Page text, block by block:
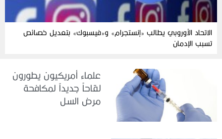
الاتحاد الأوروبي يطالب «إنستجرام» و«فيسبوك» بتعديل خصائص
تسبب الإدمان
علماء أمريكيون يطورون
لقاحاً جديداً لمكافحة
مرض السل